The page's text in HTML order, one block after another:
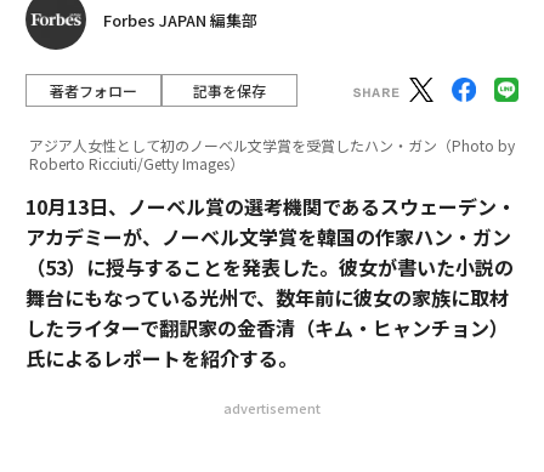
Forbes JAPAN 編集部
著者フォロー 記事を保存
アジア人女性として初のノーベル文学賞を受賞したハン・ガン（Photo by
Roberto Ricciuti/Getty Images）
10月13日、ノーベル賞の選考機関であるスウェーデン・
アカデミーが、ノーベル文学賞を韓国の作家ハン・ガン
（53）に授与することを発表した。彼女が書いた小説の
舞台にもなっている光州で、数年前に彼女の家族に取材
したライターで翻訳家の金香清（キム・ヒャンチョン）
氏によるレポートを紹介する。
advertisement